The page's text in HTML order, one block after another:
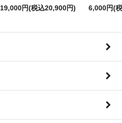
19,000円(税込20,900円) 6,000円(